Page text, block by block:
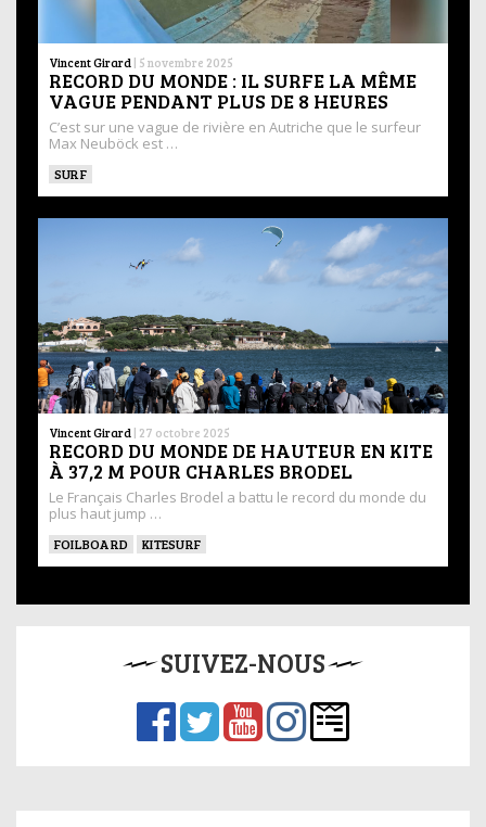
Vincent Girard | 5 novembre 2025
RECORD DU MONDE : IL SURFE LA MÊME
VAGUE PENDANT PLUS DE 8 HEURES
C’est sur une vague de rivière en Autriche que le surfeur
Max Neuböck est …
SURF
Vincent Girard | 27 octobre 2025
RECORD DU MONDE DE HAUTEUR EN KITE
À 37,2 M POUR CHARLES BRODEL
Le Français Charles Brodel a battu le record du monde du
plus haut jump …
FOILBOARD KITESURF
SUIVEZ-NOUS